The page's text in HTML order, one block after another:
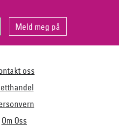
oss
Om Oss